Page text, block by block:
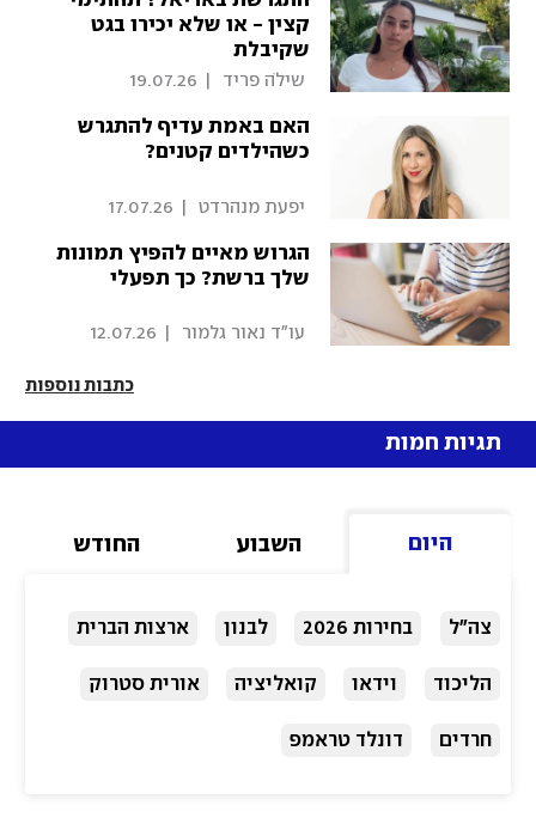
קצין - או שלא יכירו בגט
שקיבלת
שילֹה פריד 19.07.26
האם באמת עדיף להתגרש
כשהילדים קטנים?
יפעת מנהרדט 17.07.26
הגרוש מאיים להפיץ תמונות
שלך ברשת? כך תפעלי
עו"ד נאור גלמור 12.07.26
כתבות נוספות
תגיות חמות
היום השבוע החודש
צה"ל בחירות 2026 לבנון ארצות הברית
הליכוד וידאו קואליציה אורית סטרוק
חרדים דונלד טראמפ